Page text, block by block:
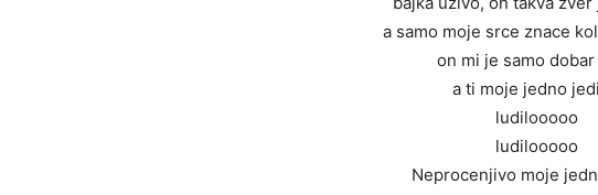
a samo moje srce znace
on mi je samo
a ti moje jedno
ludilooooo
ludilooooo
Neprocenjivo moje